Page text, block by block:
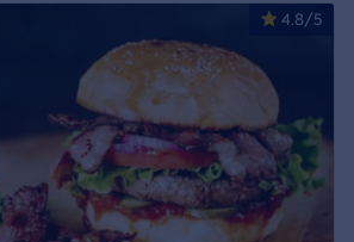
4.8/5